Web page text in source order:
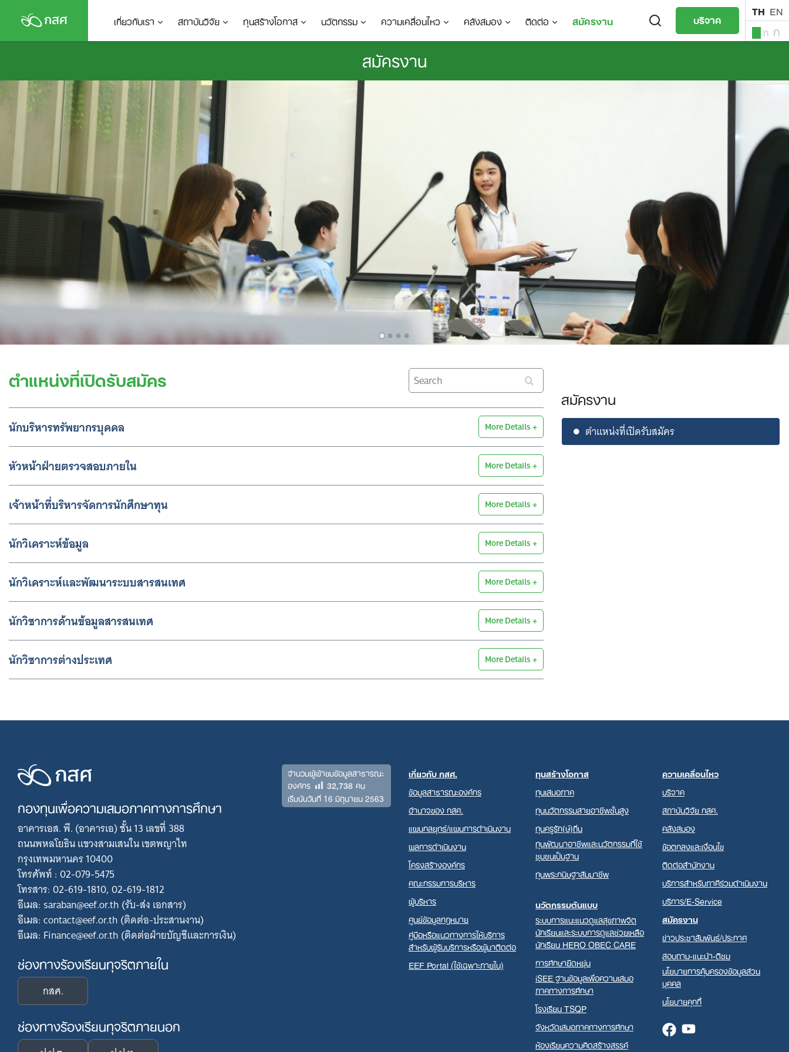
content
เกี่ยวกับเรา สถาบันวิจัย ทุนสร้างโอกาส นวัตกรรม ความเคลื่อนไหว คลังสมอง ติดต่อ สมัครงาน บริจาค TH EN
ก ก
Search
สมัครงาน
ตำแหน่งที่เปิดรับสมัคร Search
นักบริหารทรัพยากรบุคคล More Details
หัวหน้าฝ่ายตรวจสอบภายใน More Details
เจ้าหน้าที่บริหารจัดการนักศึกษาทุน More Details
นักวิเคราะห์ข้อมูล More Details
นักวิเคราะห์และพัฒนาระบบสารสนเทศ More Details
นักวิชาการด้านข้อมูลสารสนเทศ More Details
นักวิชาการต่างประเทศ More Details
สมัครงาน
ตำแหน่งที่เปิดรับสมัคร
กองทุนเพื่อความเสมอภาคทางการศึกษา
อาคารเอส. พี. (อาคารเอ) ชั้น 13 เลขที่ 388
ถนนพหลโยธิน แขวงสามเสนใน เขตพญาไท
กรุงเทพมหานคร 10400
โทรศัพท์ : 02-079-5475
โทรสาร: 02-619-1810, 02-619-1812
อีเมล: saraban@eef.or.th (รับ-ส่ง เอกสาร)
อีเมล: contact@eef.or.th (ติดต่อ-ประสานงาน)
อีเมล: Finance@eef.or.th (ติดต่อฝ่ายบัญชีและการเงิน)
ช่องทางร้องเรียนทุจริตภายใน
กสศ.
ช่องทางร้องเรียนทุจริตภายนอก
จำนวนผู้เข้าชมข้อมูลสาธารณะ
องค์กร 32,738คน
เริ่มนับวันที่ 16 มิถุนายน 2563
เกี่ยวกับ กสศ.
ข้อมูลสาธารณะองค์กร
อำนาจของ กสศ.
แผนกลยุทธ์/แผนการดำเนินงาน
ผลการดำเนินงาน
โครงสร้างองค์กร
คณะกรรมการบริหาร
ผู้บริหาร
ศูนย์ข้อมูลกฎหมาย
คู่มือหรือแนวทางการให้บริการ
สำหรับผู้รับบริการหรือผู้มาติดต่อ
EEF Portal (ใช้เฉพาะภายใน)
ทุนสร้างโอกาส
ทุนเสมอภาค
ทุนนวัตกรรมสายอาชีพชั้นสูง
ทุนครูรัก(ษ์)ถิ่น
ทุนพัฒนาอาชีพและนวัตกรรมที่ใช้
ชุมชนเป็นฐาน
ทุนพระกนิษฐาสัมมาชีพ
นวัตกรรมต้นแบบ
ระบบการแนะแนวดูแลสุขภาพจิต
นักเรียนและระบบการดูแลช่วยเหลือ
นักเรียน HERO OBEC CARE
การศึกษายืดหยุ่น
iSEE ฐานข้อมูลเพื่อความเสมอ
ภาคทางการศึกษา
โรงเรียน TSQP
จังหวัดเสมอภาคทางการศึกษา
ห้องเรียนความคิดสร้างสรรค์
ความเคลื่อนไหว
บริจาค
สถาบันวิจัย กสศ.
คลังสมอง
ข้อตกลงและเงื่อนไข
ติดต่อสำนักงาน
บริการสำหรับภาคีร่วมดำเนินงาน
บริการ/E-Service
สมัครงาน
ข่าวประชาสัมพันธ์/ประกาศ
สอบถาม-แนะนำ-ติชม
นโยบายการคุ้มครองข้อมูลส่วน
บุคคล
นโยบายคุกกี้
FacebookYoutube